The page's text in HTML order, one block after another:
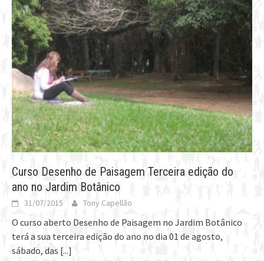
Curso Desenho de Paisagem Terceira edição do
ano no Jardim Botânico
31/07/2015 Tony Capellão
O curso aberto Desenho de Paisagem no Jardim Botânico
terá a sua terceira edição do ano no dia 01 de agosto,
sábado, das [...]